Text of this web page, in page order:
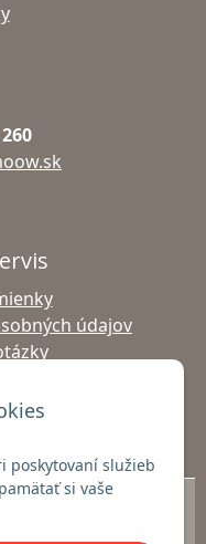
poskytovaní služieb
si vaše
údajov
palíc | Nordic Walking,